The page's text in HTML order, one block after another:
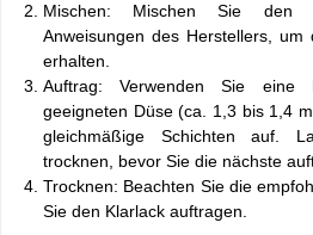
Mischen: Mischen Sie den
Anweisungen des Herstellers, um
erhalten.
Auftrag: Verwenden Sie eine
geeigneten Düse (ca. 1,3 bis 1,4
gleichmäßige Schichten auf.
trocknen, bevor Sie die nächste
Trocknen: Beachten Sie die
Sie den Klarlack auftragen.